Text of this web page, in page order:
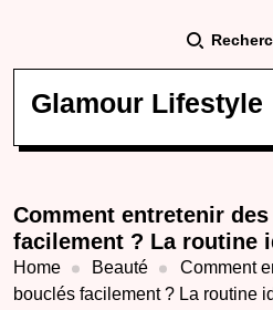
Glamour Lifestyle
Comment entretenir
facilement ? La routine
Home Beauté
Comment
bouclés facilement ? La routine